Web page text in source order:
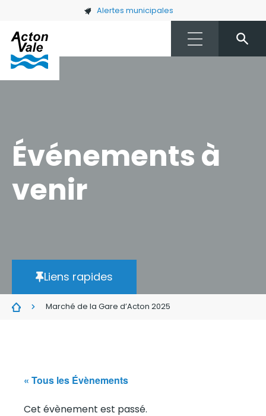
Skip to main content Alertes municipales
Événements à
venir
Liens rapides
Marché de la Gare d’Acton 2025
« Tous les Évènements
Cet évènement est passé.